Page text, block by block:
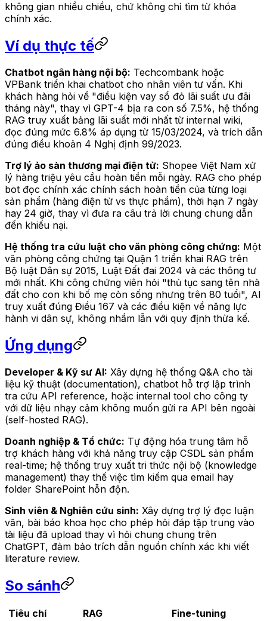
không gian nhiều chiều, chứ không chỉ tìm từ khóa
chính xác.
Ví dụ thực tế
Chatbot ngân hàng nội bộ: Techcombank hoặc
VPBank triển khai chatbot cho nhân viên tư vấn. Khi
khách hàng hỏi về "điều kiện vay sổ đỏ lãi suất ưu đãi
tháng này", thay vì GPT-4 bịa ra con số 7.5%, hệ thống
RAG truy xuất bảng lãi suất mới nhất từ internal wiki,
đọc đúng mức 6.8% áp dụng từ 15/03/2024, và trích dẫn
đúng điều khoản 4 Nghị định 99/2023.
Trợ lý ảo sàn thương mại điện tử: Shopee Việt Nam xử
lý hàng triệu yêu cầu hoàn tiền mỗi ngày. RAG cho phép
bot đọc chính xác chính sách hoàn tiền của từng loại
sản phẩm (hàng điện tử vs thực phẩm), thời hạn 7 ngày
hay 24 giờ, thay vì đưa ra câu trả lời chung chung dẫn
đến khiếu nại.
Hệ thống tra cứu luật cho văn phòng công chứng: Một
văn phòng công chứng tại Quận 1 triển khai RAG trên
Bộ luật Dân sự 2015, Luật Đất đai 2024 và các thông tư
mới nhất. Khi công chứng viên hỏi "thủ tục sang tên nhà
đất cho con khi bố mẹ còn sống nhưng trên 80 tuổi", AI
truy xuất đúng Điều 167 và các điều kiện về năng lực
hành vi dân sự, không nhầm lẫn với quy định thừa kế.
Ứng dụng
Developer & Kỹ sư AI: Xây dựng hệ thống Q&A cho tài
liệu kỹ thuật (documentation), chatbot hỗ trợ lập trình
tra cứu API reference, hoặc internal tool cho công ty
với dữ liệu nhạy cảm không muốn gửi ra API bên ngoài
(self-hosted RAG).
Doanh nghiệp & Tổ chức: Tự động hóa trung tâm hỗ
trợ khách hàng với khả năng truy cập CSDL sản phẩm
real-time; hệ thống truy xuất tri thức nội bộ (knowledge
management) thay thế việc tìm kiếm qua email hay
folder SharePoint hỗn độn.
Sinh viên & Nghiên cứu sinh: Xây dựng trợ lý đọc luận
văn, bài báo khoa học cho phép hỏi đáp tập trung vào
tài liệu đã upload thay vì hỏi chung chung trên
ChatGPT, đảm bảo trích dẫn nguồn chính xác khi viết
literature review.
So sánh
Tiêu chí RAG
Fine-tuning